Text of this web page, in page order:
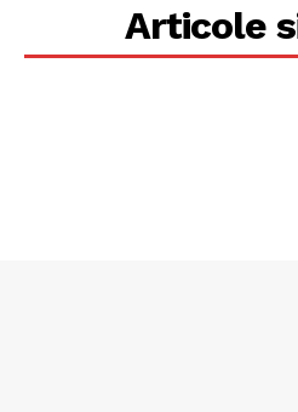
Articole